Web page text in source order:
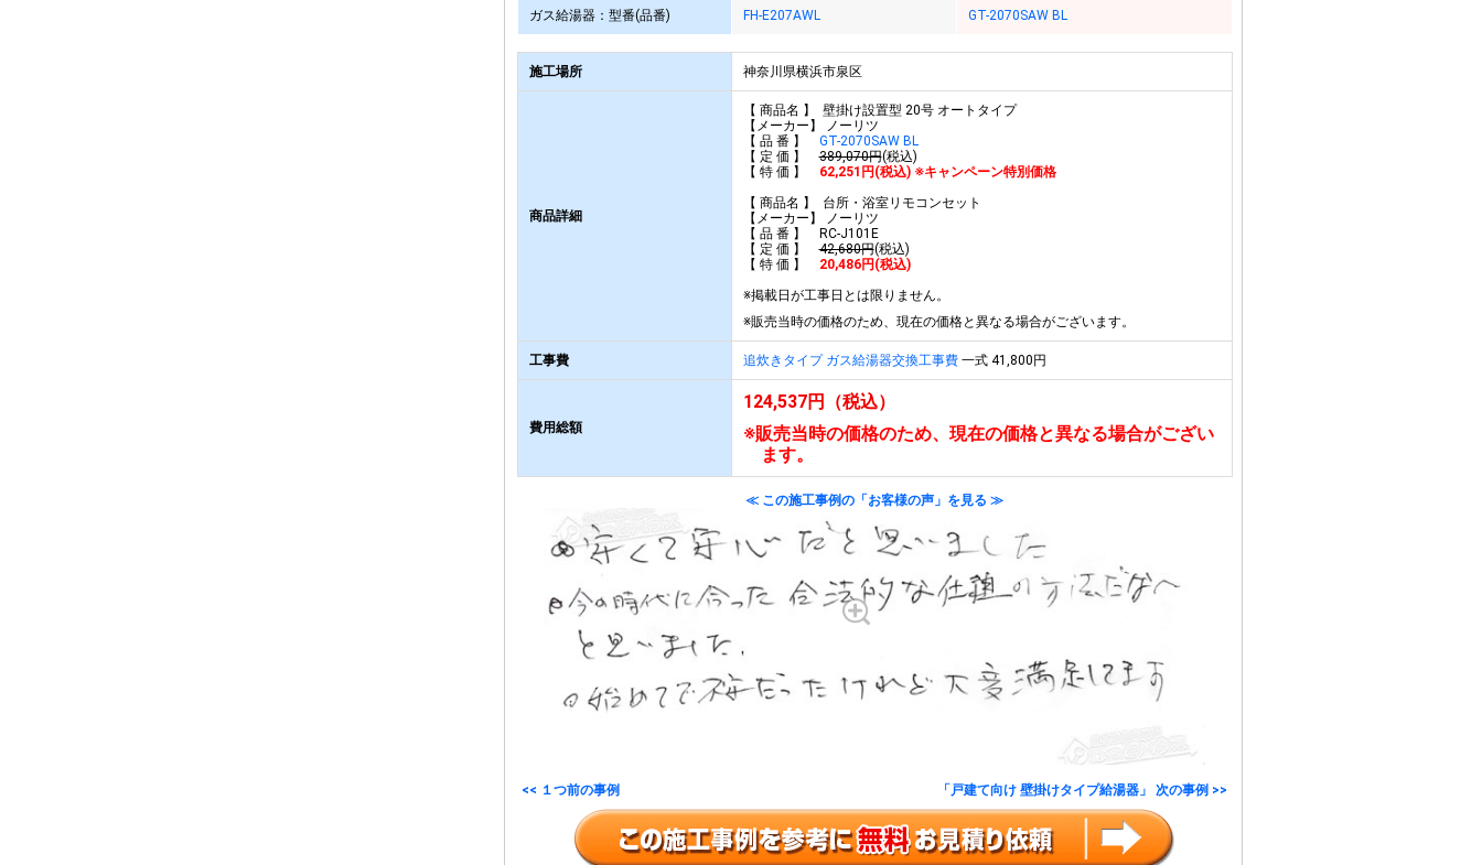
ガス給湯器：型番(品番) FH-E207AWL GT-2070SAW BL
施工場所 神奈川県横浜市泉区
商品詳細
【 商品名 】 壁掛け設置型 20号 オートタイプ
【メーカー】 ノーリツ
【 品 番 】 GT-2070SAW BL
【 定 価 】389,070円(税込)
【 特 価 】
62,251円(税込) ※キャンペーン特別価格
【 商品名 】 台所・浴室リモコンセット
【メーカー】 ノーリツ
【 品 番 】 RC-J101E
【 定 価 】42,680円(税込)
【 特 価 】
20,486円(税込)
※掲載日が工事日とは限りません。
※販売当時の価格のため、現在の価格と異なる場合がございます。
工事費 追炊きタイプ ガス給湯器交換工事費一式 41,800円
費用総額
124,537円（税込）
※販売当時の価格のため、現在の価格と異なる場合がござい
ます。
≪ この施工事例の「お客様の声」を見る ≫
<< １つ前の事例 「戸建て向け 壁掛けタイプ給湯器」 次の事例 >>